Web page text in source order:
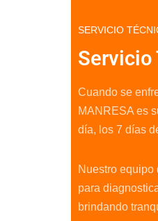
SERVICIO
Servicio
Cuando se
MANRESA es
día, los 7 días
Nuestro
para
brindando